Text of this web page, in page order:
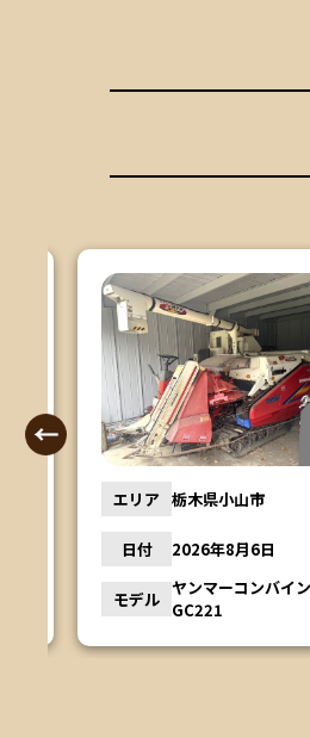
エリア 栃木県小山市
日付 2026年8月6日
モデル
ヤンマーコンバイン
GC221